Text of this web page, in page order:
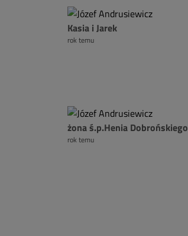
Kasia i Jarek
rok temu
żona ś.p.Henia Dobrońskiego
rok temu